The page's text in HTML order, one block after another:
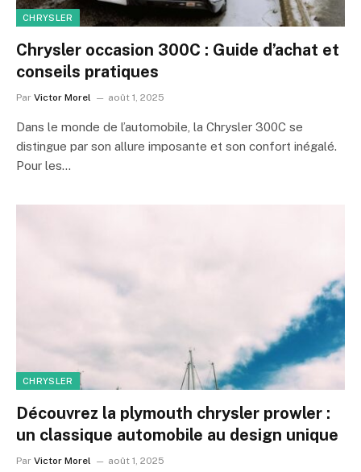
CHRYSLER
Chrysler occasion 300C : Guide d’achat et
conseils pratiques
Par Victor Morel août 1, 2025
Dans le monde de l’automobile, la Chrysler 300C se
distingue par son allure imposante et son confort inégalé.
Pour les…
CHRYSLER
Découvrez la plymouth chrysler prowler :
un classique automobile au design unique
Par Victor Morel août 1, 2025